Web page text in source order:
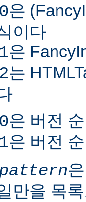
은
이다
은
는
은 버전
은 버전
pattern
만을 목